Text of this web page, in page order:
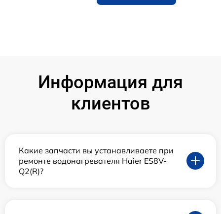
Информация для
клиентов
Какие запчасти вы устанавливаете при
ремонте водонагревателя Haier ES8V-
Q2(R)?